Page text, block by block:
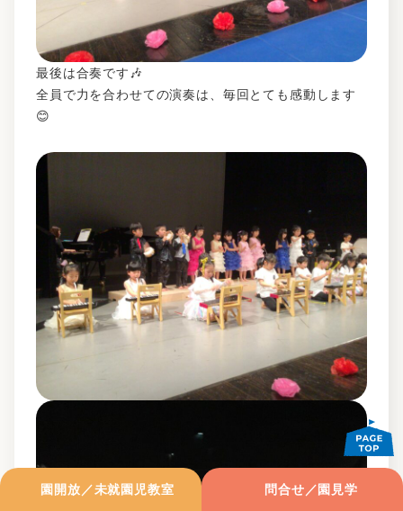
園開放／未就園児教室 問合せ／園見学
最後は合奏です🎶
全員で力を合わせての演奏は、毎回とても感動します
😊